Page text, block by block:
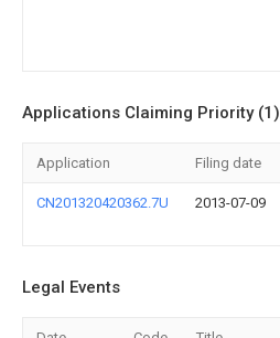
Applications Claiming Priority (1)
Application Filing date
CN201320420362.7U 2013-07-09
Legal Events